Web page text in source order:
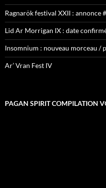
Ragnarök festival XXII : annonce
Lid Ar Morrigan IX : date
Insomnium : nouveau morceau /
Ar’ Vran Fest IV
PAGAN SPIRIT COMPILATION